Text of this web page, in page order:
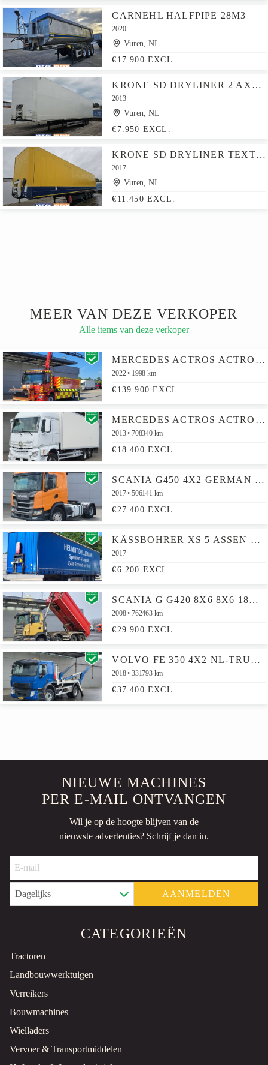
CARNEHL HALFPIPE 28M3
2020
Vuren, NL
€17.900 EXCL.
KRONE SD DRYLINER 2 AXLE TAILLIFT
2013
Vuren, NL
€7.950 EXCL.
KRONE SD DRYLINER TEXTILE DOPPLESTOCK
2017
Vuren, NL
€11.450 EXCL.
MEER VAN DEZE VERKOPER
Alle items van deze verkoper
MERCEDES ACTROS ACTROS 1827 4X2 FIRE TRUCK WATERTANK FOR ELECTRICAL VEHICLES WINCH PALFINGER PK19.001SLD CRANE
2022 1998 km
€139.900 EXCL.
MERCEDES ACTROS ACTROS 2642 6X2 2500KG LADEBORDWAND LIFT+STEERING AXLE AUTOMATIC RETARDER EURO 5
2013 708340 km
€18.400 EXCL.
SCANIA G450 4X2 GERMAN TRUCK HYDRAULIK LEATHER SEATS
2017 506141 km
€27.400 EXCL.
KÄSSBOHRER XS 5 ASSEN SLIDING ROOF
2017
€6.200 EXCL.
SCANIA G G420 8X6 8X6 18M3 KH TIPPER STEEL SUSPENSION BIG-AXLE EURO 4
2008 762463 km
€29.900 EXCL.
VOLVO FE 350 4X2 NL-TRUCK APK VDL P-14 ABSETZKIPPER SKIPLOADER AUTOMATIC EURO 6
2018 331793 km
€37.400 EXCL.
NIEUWE MACHINES
PER E-MAIL ONTVANGEN
Wil je op de hoogte blijven van de
nieuwste advertenties? Schrijf je dan in.
AANMELDEN
CATEGORIEËN
Tractoren
Landbouwwerktuigen
Verreikers
Bouwmachines
Wielladers
Vervoer & Transportmiddelen